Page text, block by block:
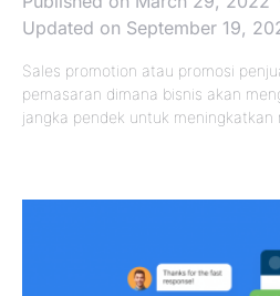
Updated on September 19,
Sales promotion atau promosi
pemasaran dimana bisnis akan
jangka pendek untuk meningkatkan